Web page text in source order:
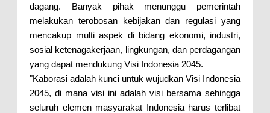
dagang. Banyak pihak menunggu pemerintah
melakukan terobosan kebijakan dan regulasi yang
mencakup multi aspek di bidang ekonomi, industri,
sosial ketenagakerjaan, lingkungan, dan perdagangan
yang dapat mendukung Visi Indonesia 2045.
"Kaborasi adalah kunci untuk wujudkan Visi Indonesia
2045, di mana visi ini adalah visi bersama sehingga
seluruh elemen masyarakat Indonesia harus terlibat